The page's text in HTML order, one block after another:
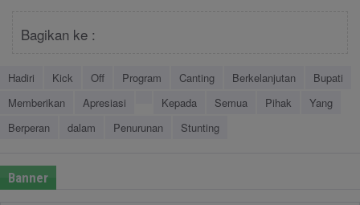
Bagikan ke :
Hadiri Kick Off Program Canting Berkelanjutan
Bupati
Memberikan
Apresiasi Kepada Semua Pihak
Yang
Berperan
dalam Penurunan Stunting
Banner